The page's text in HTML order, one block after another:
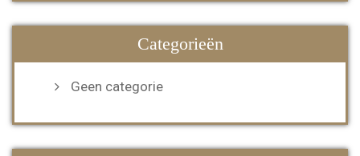
Categorieën
Geen categorie